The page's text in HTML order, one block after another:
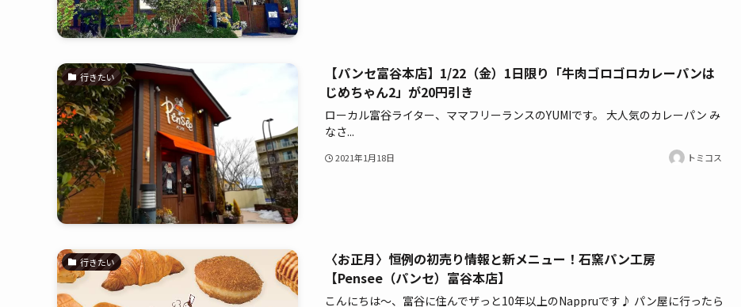
行きたい
【パンセ富谷本店】1/22（金）1日限り「牛肉ゴロゴロカレーパンは
じめちゃん2」が20円引き
ローカル富谷ライター、ママフリーランスのYUMIです。 大人気のカレーパン み
なさ...
2021年1月18日 トミコス
行きたい
〈お正月〉恒例の初売り情報と新メニュー！石窯パン工房
【Pensee（パンセ）富谷本店】
こんにちは～、富谷に住んでザっと10年以上のNappruです♪ パン屋に行ったら